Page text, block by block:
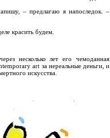
– предлагаю я напоследок. –
красить будем.
несколько лет его чемоданная
art за нереальные деньги, и
искусства.